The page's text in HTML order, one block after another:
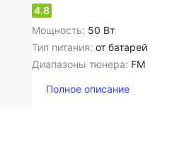
4.8
Мощность: 50 Вт
Тип питания: от батарей
Диапазоны тюнера: FM
Полное описание